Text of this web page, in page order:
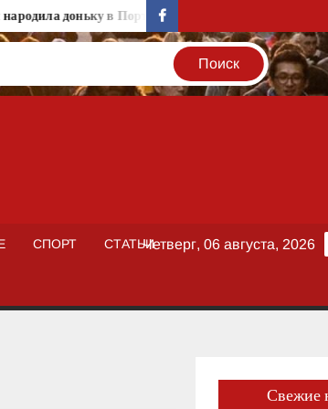
доньку в Португалії facebook
СПОРТ СТАТЬИЧетверг, 06 августа, 2026
Свежие